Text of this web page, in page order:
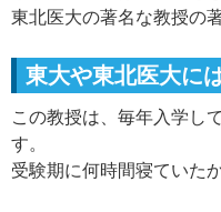
東北医大の著名な教授の
東大や東北医大に
この教授は、毎年入学し
す。
受験期に何時間寝ていた